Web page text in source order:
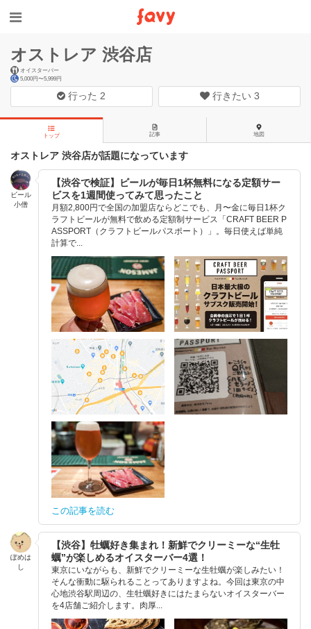
オストレア 渋谷店
オイスターバー
5,000円〜5,999円
行った 2 行きたい 3
トップ 記事 地図
オストレア 渋谷店が話題になっています
ビール
小僧
【渋谷で検証】ビールが毎日1杯無料になる定額サー
ビスを1週間使ってみて思ったこと
月額2,800円で全国の加盟店ならどこでも、月〜金に毎日1杯ク
ラフトビールが無料で飲める定額制サービス「CRAFT BEER P
ASSPORT（クラフトビールパスポート）」。毎日使えば単純
計算で...
この記事を読む
ぽめは
し
【渋谷】牡蠣好き集まれ！新鮮でクリーミーな“生牡
蠣”が楽しめるオイスターバー4選！
東京にいながらも、新鮮でクリーミーな生牡蠣が楽しみたい！
そんな衝動に駆られることってありますよね。今回は東京の中
心地渋谷駅周辺の、生牡蠣好きにはたまらないオイスターバー
を4店舗ご紹介します。肉厚...